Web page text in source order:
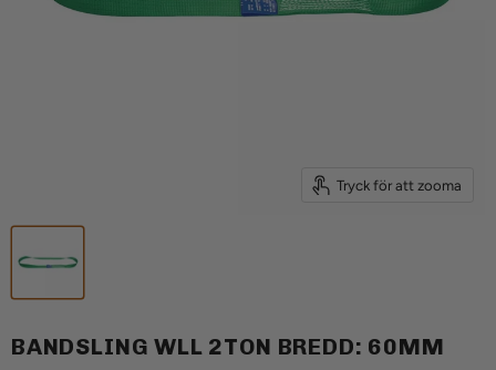
Tryck för att zooma
BANDSLING WLL 2TON BREDD: 60MM